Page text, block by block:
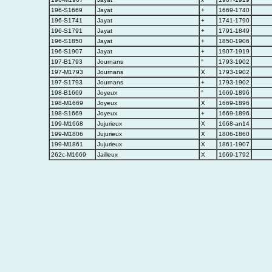
196-S1669
Jayat + 1669-1740
196-S1741
Jayat + 1741-1790
196-S1791
Jayat + 1791-1849
196-S1850
Jayat + 1850-1906
196-S1907
Jayat + 1907-1919
197-B1793
Journans ° 1793-1902
197-M1793
Journans X 1793-1902
197-S1793
Journans + 1793-1902
198-B1669
Joyeux ° 1669-1896
198-M1669
Joyeux X 1669-1896
198-S1669
Joyeux + 1669-1896
199-M1668
Jujurieux X 1668-an14
199-M1806
Jujurieux X 1806-1860
199-M1861
Jujurieux X 1861-1907
262c-M1669
Jailleux X 1669-1792